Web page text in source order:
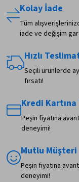
Kolay İade
Tüm
iade ve değişim
Hızlı
Seçili ürünlerde
fırsatı!
Kredi
Peşin fiyatına
deneyimi!
Mutlu Müşteri
Peşin fiyatına
deneyimi!